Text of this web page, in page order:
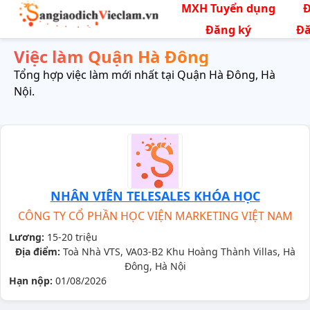
MXH Tuyển dụng
Đăng ký
Việc làm Quận Hà Đông
Tổng hợp việc làm mới nhất tại Quận Hà Đông, Hà
Nội.
NHÂN VIÊN TELESALES KHÓA HỌC
CÔNG TY CỔ PHẦN HỌC VIỆN MARKETING VIỆT NAM
Lương: 15-20 triệu
Địa điểm: Toà Nhà VTS, VA03-B2 Khu Hoàng Thành Villas, Hà
Đông, Hà Nội
Hạn nộp: 01/08/2026